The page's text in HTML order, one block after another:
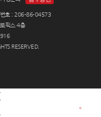
호 : 206-86-04573
픽스 4층
RESERVED.